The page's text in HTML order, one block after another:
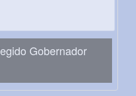
Gobernador